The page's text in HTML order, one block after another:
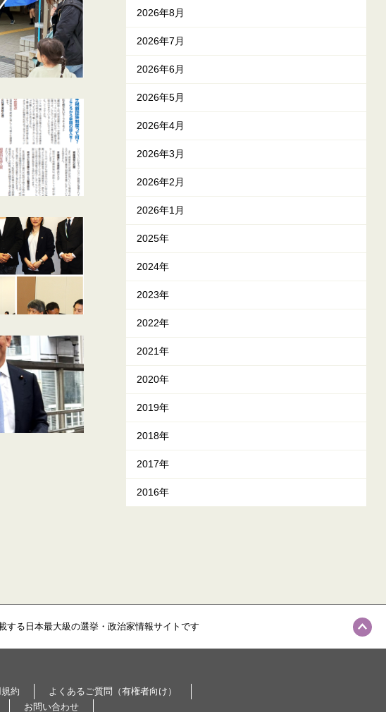
2026年8月
2026年7月
2026年6月
2026年5月
2026年4月
2026年3月
2026年2月
2026年1月
2025年
2024年
2023年
2022年
2021年
2020年
2019年
2018年
2017年
2016年
する日本最大級の選挙・政治家情報サイトです
約
よくあるご質問（有権者向け）
お問い合わせ